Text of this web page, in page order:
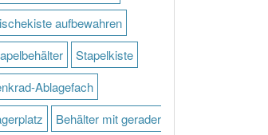
aufbewahren
Stapelkiste
Ablagefach
Behälter mit gerader